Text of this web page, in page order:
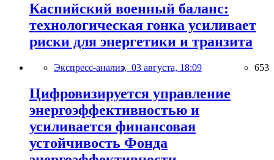
Каспийский военный баланс:
технологическая гонка усиливает
риски для энергетики и транзита
Экспресс-анализ, 03 августа, 18:09 653
Цифровизируется управление
энергоэффективностью и
усиливается финансовая
устойчивость Фонда